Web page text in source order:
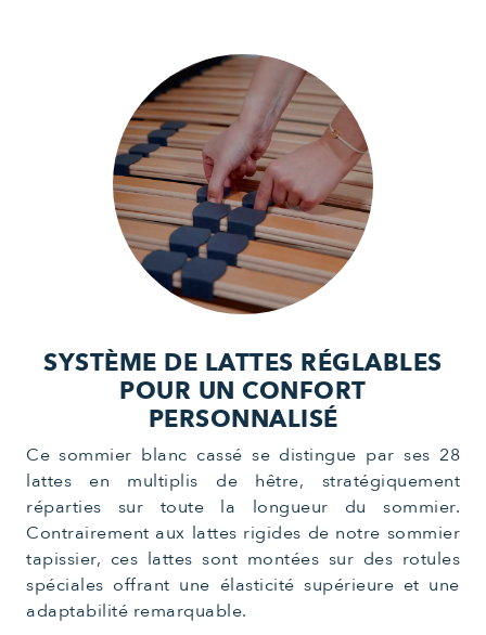
SYSTÈME DE LATTES RÉGLABLES
POUR UN CONFORT
PERSONNALISÉ
Ce sommier blanc cassé se distingue par ses 28
lattes en multiplis de hêtre, stratégiquement
réparties sur toute la longueur du sommier.
Contrairement aux lattes rigides de notre sommier
tapissier, ces lattes sont montées sur des rotules
spéciales offrant une élasticité supérieure et une
adaptabilité remarquable.